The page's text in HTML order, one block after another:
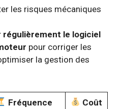
les risques mécaniques
régulièrement le logiciel
pour corriger les
la gestion des
Fréquence
Coût